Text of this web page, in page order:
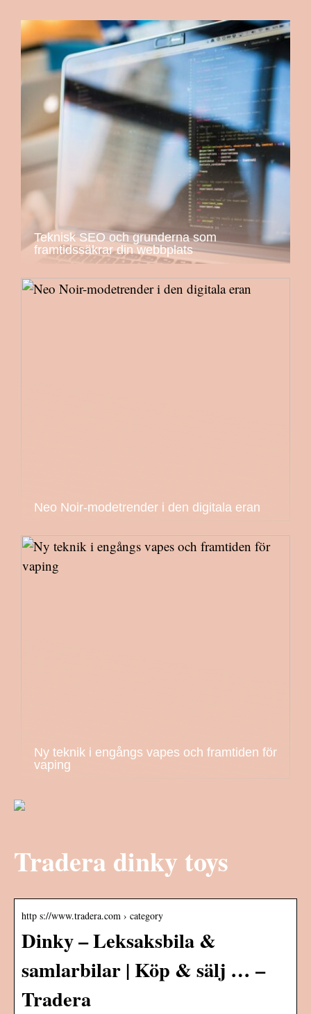
Teknisk SEO och grunderna som
framtidssäkrar din webbplats
Neo Noir-modetrender i den digitala eran
Ny teknik i engångs vapes och framtiden för
vaping
Tradera dinky toys
http s://www.tradera.com › category
Dinky – Leksaksbila &
samlarbilar | Köp & sälj … –
Tradera